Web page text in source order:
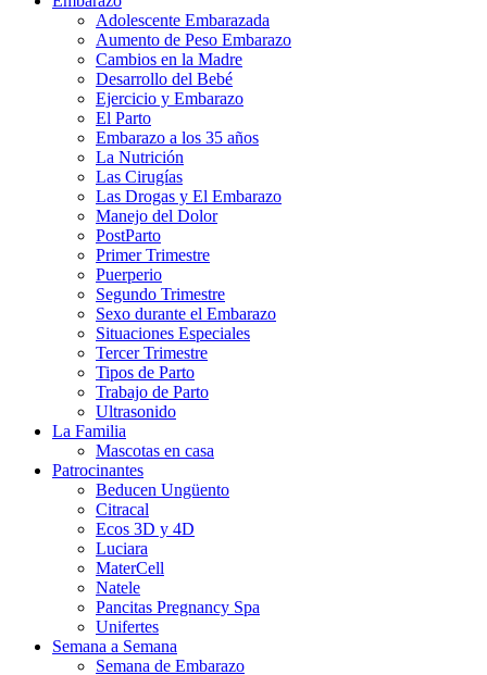
Adolescente Embarazada
Aumento de Peso Embarazo
Cambios en la Madre
Desarrollo del Bebé
Ejercicio y Embarazo
El Parto
Embarazo a los 35 años
La Nutrición
Las Cirugías
Las Drogas y El Embarazo
Manejo del Dolor
PostParto
Primer Trimestre
Puerperio
Segundo Trimestre
Sexo durante el Embarazo
Situaciones Especiales
Tercer Trimestre
Tipos de Parto
Trabajo de Parto
Ultrasonido
La Familia
Mascotas en casa
Patrocinantes
Beducen Ungüento
Citracal
Ecos 3D y 4D
Luciara
MaterCell
Natele
Pancitas Pregnancy Spa
Unifertes
Semana a Semana
Semana de Embarazo